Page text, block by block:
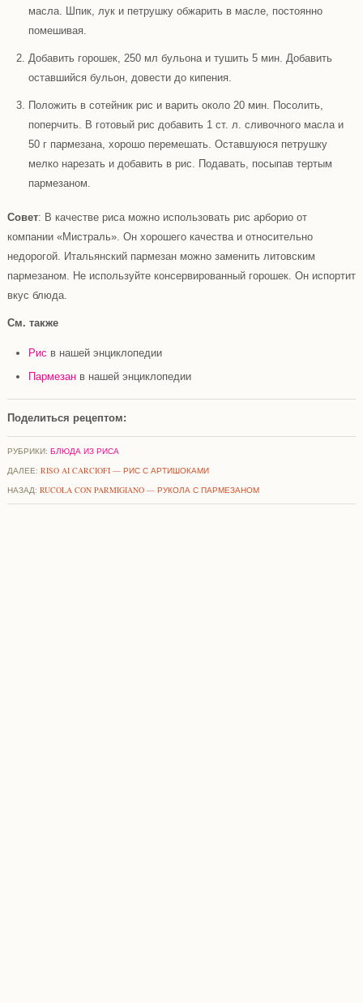
масла. Шпик, лук и петрушку обжарить в масле, постоянно
помешивая.
Добавить горошек, 250 мл бульона и тушить 5 мин. Добавить
оставшийся бульон, довести до кипения.
Положить в сотейник рис и варить около 20 мин. Посолить,
поперчить. В готовый рис добавить 1 ст. л. сливочного масла и
50 г пармезана, хорошо перемешать. Оставшуюся петрушку
мелко нарезать и добавить в рис. Подавать, посыпав тертым
пармезаном.
Совет: В качестве риса можно использовать рис арборио от
компании «Мистраль». Он хорошего качества и относительно
недорогой. Итальянский пармезан можно заменить литовским
пармезаном. Не используйте консервированный горошек. Он испортит
вкус блюда.
См. также
Рис в нашей энциклопедии
Пармезанв нашей энциклопедии
Поделиться рецептом:
РУБРИКИ: БЛЮДА ИЗ РИСА
ДАЛЕЕ: RISO AI CARCIOFI — РИС С АРТИШОКАМИ
НАЗАД: RUCOLA CON PARMIGIANO — РУКОЛА С ПАРМЕЗАНОМ